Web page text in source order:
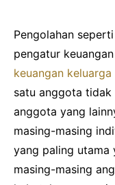
Pengolahan
pengatur
keuangan keluarga
satu anggota tidak
anggota yang
masing-masing
yang paling utama
masing-masing